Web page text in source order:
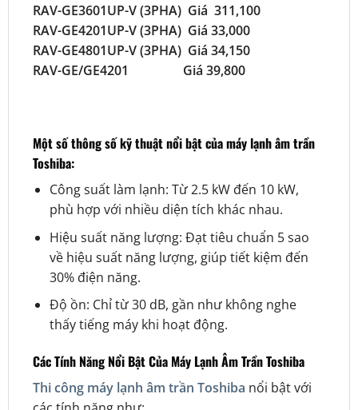
RAV-GE3601UP-V (3PHA) Giá 311,100
RAV-GE4201UP-V (3PHA) Giá 33,000
RAV-GE4801UP-V (3PHA) Giá 34,150
RAV-GE/GE4201 Giá 39,800
Một số thông số kỹ thuật nổi bật của máy lạnh âm trần
Toshiba:
Công suất làm lạnh: Từ 2.5 kW đến 10 kW,
phù hợp với nhiều diện tích khác nhau.
Hiệu suất năng lượng: Đạt tiêu chuẩn 5 sao
về hiệu suất năng lượng, giúp tiết kiệm đến
30% điện năng.
Độ ồn: Chỉ từ 30 dB, gần như không nghe
thấy tiếng máy khi hoạt động.
Các Tính Năng Nổi Bật Của Máy Lạnh Âm Trần Toshiba
Thi công máy lạnh âm trần Toshiba nổi bật với